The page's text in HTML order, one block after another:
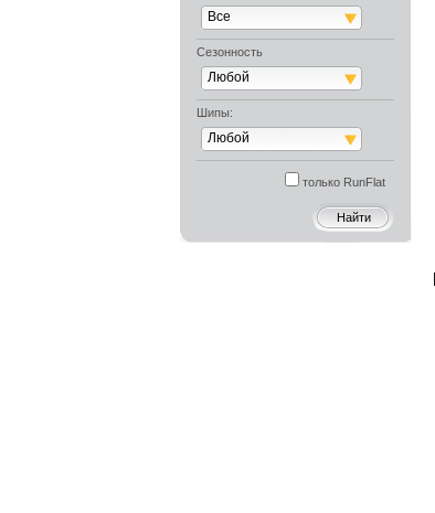
Все
Сезонность
Любой
Шипы:
Любой
только RunFlat